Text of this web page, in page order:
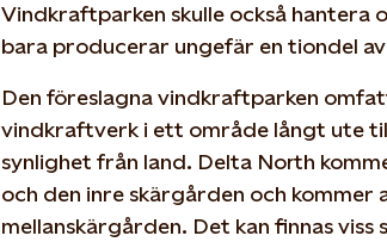
Vindkraftparken skulle också hantera
bara producerar ungefär en tiondel
Den föreslagna vindkraftparken
vindkraftverk i ett område långt ute
synlighet från land. Delta North
och den inre skärgården och kommer
mellanskärgården. Det kan finnas